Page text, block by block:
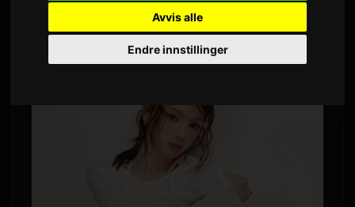
Avvis alle
Endre innstillinger
sesongen av ABEMA reality-showet 'Girl or
Lady'. Programmet starter 14. juni.